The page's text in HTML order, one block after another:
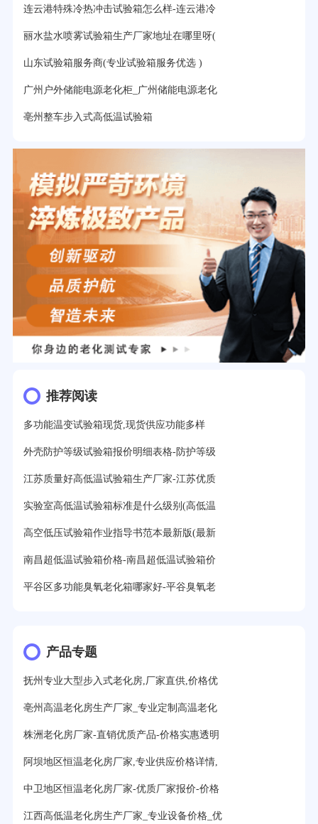
连云港特殊冷热冲击试验箱怎么样-连云港冷
丽水盐水喷雾试验箱生产厂家地址在哪里呀(
山东试验箱服务商(专业试验箱服务优选 )
广州户外储能电源老化柜_广州储能电源老化
亳州整车步入式高低温试验箱
推荐阅读
多功能温变试验箱现货,现货供应功能多样
外壳防护等级试验箱报价明细表格-防护等级
江苏质量好高低温试验箱生产厂家-江苏优质
实验室高低温试验箱标准是什么级别(高低温
高空低压试验箱作业指导书范本最新版(最新
南昌超低温试验箱价格-南昌超低温试验箱价
平谷区多功能臭氧老化箱哪家好-平谷臭氧老
产品专题
抚州专业大型步入式老化房,厂家直供,价格优
亳州高温老化房生产厂家_专业定制高温老化
株洲老化房厂家-直销优质产品-价格实惠透明
阿坝地区恒温老化房厂家,专业供应价格详情,
中卫地区恒温老化房厂家-优质厂家报价-价格
江西高低温老化房生产厂家_专业设备价格_优